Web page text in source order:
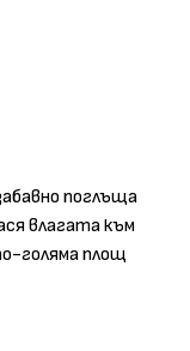
поглъща
влагата към
голяма площ